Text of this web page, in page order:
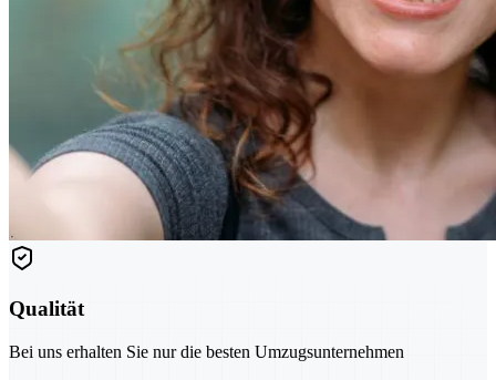
Qualität
Bei uns erhalten Sie nur die besten Umzugsunternehmen